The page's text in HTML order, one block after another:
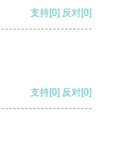
支持[0] 反对[0]
支持[0] 反对[0]